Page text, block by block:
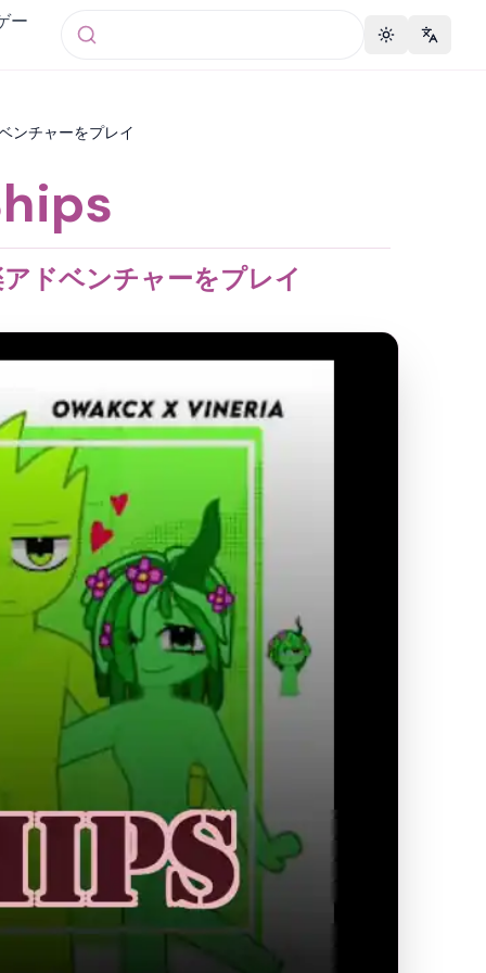
ー
Toggle theme
ンチャーをプレイ
ドベンチャーをプレイ